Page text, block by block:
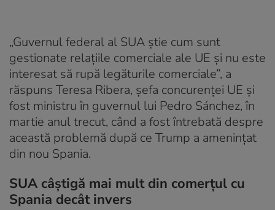
„Guvernul federal al SUA știe cum sunt
gestionate relațiile comerciale ale UE și nu este
interesat să rupă legăturile comerciale”, a
răspuns Teresa Ribera, șefa concurenței UE și
fost ministru în guvernul lui Pedro Sánchez, în
martie anul trecut, când a fost întrebată despre
această problemă după ce Trump a amenințat
din nou Spania.
SUA câștigă mai mult din comerțul cu
Spania decât invers